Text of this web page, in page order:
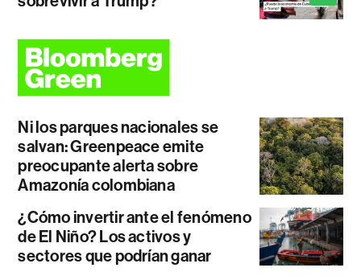
Ni los parques nacionales se
salvan: Greenpeace emite
preocupante alerta sobre
Amazonía colombiana
¿Cómo invertir ante el fenómeno
de El Niño? Los activos y
sectores que podrían ganar